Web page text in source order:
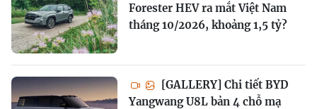
Forester HEV ra mắt Việt Nam
tháng 10/2026, khoảng 1,5 tỷ?
[GALLERY] Chi tiết BYD
Yangwang U8L bản 4 chỗ mạ